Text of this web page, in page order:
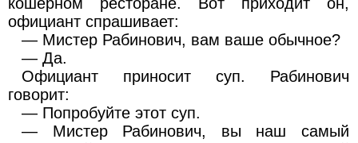
официант спрашивает:
— Мистер Рабинович, вам ваше обычное?
— Да.
Официант приносит суп. Рабинович
говорит:
— Попробуйте этот суп.
— Мистер Рабинович, вы наш самый